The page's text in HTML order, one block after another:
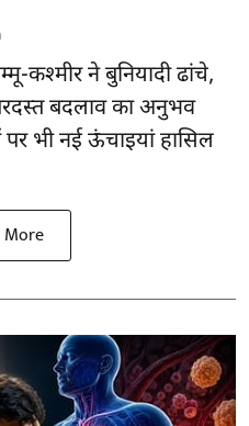
कश्मीर ने बुनियादी ढांचे,
बदलाव का अनुभव
भी नई ऊंचाइयां हासिल
More